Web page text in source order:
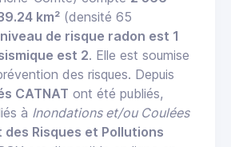
km² (densité 65
niveau de risque radon est 1
est 2. Elle est soumise
des risques. Depuis
CATNAT ont été publiés,
à Inondations et/ou Coulées
des Risques et Pollutions